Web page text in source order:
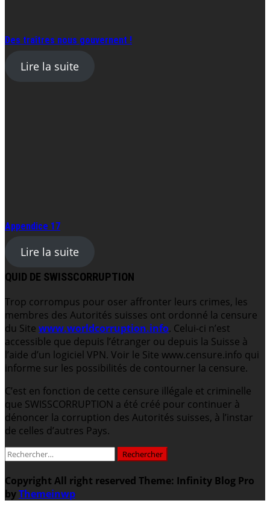
Des traîtres nous gouvernent !
Lire la suite
Appendice 17
Lire la suite
QUID DE SWISSCORRUPTION
Trop corrompus pour oser affronter leurs crimes, les
membres des Autorités suisses ont ordonné la censure
du Site www.worldcorruption.info. Celui-ci n’est
accessible que depuis l’étranger ou depuis la Suisse à
l’aide d’un logiciel VPN. Voir le Site www.censure.info qui
informe sur les possibilités de contourner la censure.
C’est en fonction de cette censure illégale et criminelle
que SWISSCORRUPTION a été créé pour continuer à
dénoncer la corruption des Autorités suisses, à l’instar
de celles d’autres Pays.
Rechercher :
Copyright All right reserved Theme: Infinity Blog Pro
byThemeinwp